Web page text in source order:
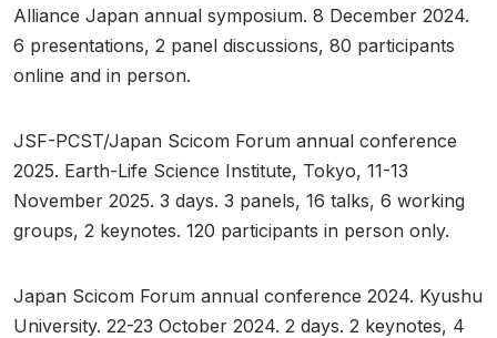
Alliance Japan annual symposium. 8 December 2024.
6 presentations, 2 panel discussions, 80 participants
online and in person.
JSF-PCST/Japan Scicom Forum annual conference
2025. Earth-Life Science Institute, Tokyo, 11-13
November 2025. 3 days. 3 panels, 16 talks, 6 working
groups, 2 keynotes. 120 participants in person only.
Japan Scicom Forum annual conference 2024. Kyushu
University. 22-23 October 2024. 2 days. 2 keynotes, 4